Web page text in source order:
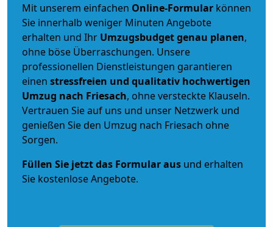
Mit unserem einfachen Online-Formular können
Sie innerhalb weniger Minuten Angebote
erhalten und Ihr Umzugsbudgetgenau planen,
ohne böse Überraschungen. Unsere
professionellen Dienstleistungen garantieren
einen stressfreien und qualitativ hochwertigen
Umzug nach Friesach, ohne versteckte Klauseln.
Vertrauen Sie auf uns und unser Netzwerk und
genießen Sie den Umzug nach Friesach ohne
Sorgen.
Füllen Sie jetzt das Formular aus und erhalten
Sie kostenlose Angebote.